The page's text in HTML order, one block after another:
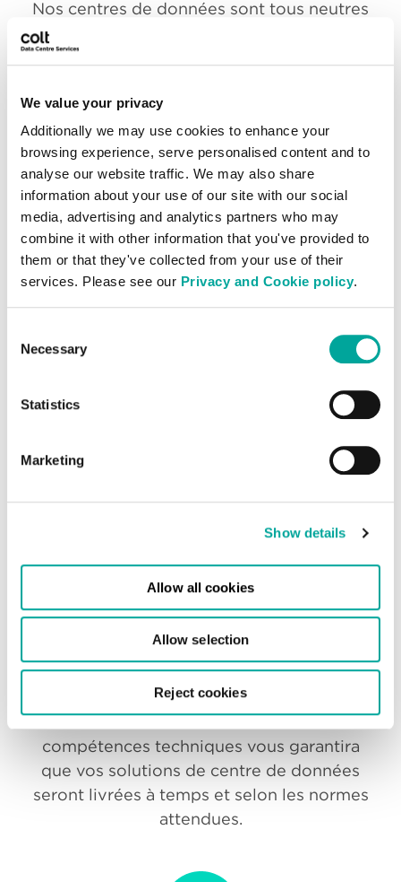
We value your privacy
Additionally we may use cookies to enhance your
browsing experience, serve personalised content and to
analyse our website traffic. We may also share
information about your use of our site with our social
media, advertising and analytics partners who may
combine it with other information that you've provided to
them or that they've collected from your use of their
services. Please see our Privacy and Cookie policy.
Selection
Necessary
Statistics
Marketing
Show details
Allow all cookies
Allow selection
Reject cookies
Nos centres de données sont tous neutres
vis-à-vis des opérateurs et offrent une
gamme complète d'opérateurs nationaux
la possibilité d'optimiser l'efficacité des
coûts, la redondance et la disponibilité du
réseau.
Durabilité
En utilisant des sources d’énergie 100 %
durables dans l’ensemble de nos
opérations, vous pouvez réduire votre
empreinte carbone pour vous aider à
atteindre vos objectifs de durabilité.
Excellence opérationnelle
Disposer d’une équipe de professionnels
expérimentés dotés d’une vaste
connaissance du secteur et de
compétences techniques vous garantira
que vos solutions de centre de données
seront livrées à temps et selon les normes
attendues.